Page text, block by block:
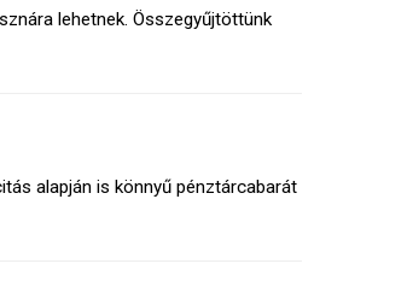
lehetnek. Összegyűjtöttünk
alapján is könnyű pénztárcabarát